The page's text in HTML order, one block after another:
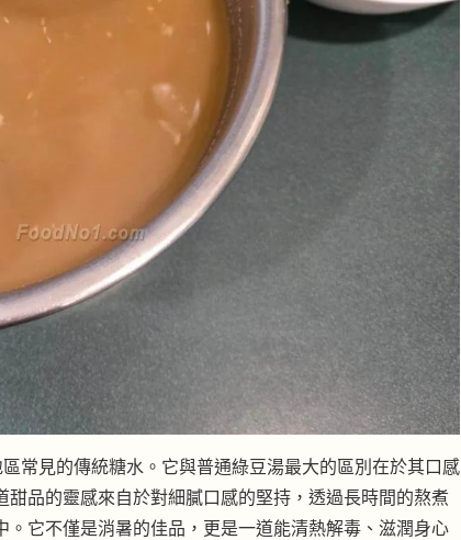
常見的傳統糖水。它與普通綠豆湯最大的區別在於其口感
品的靈感來自於對細膩口感的堅持，透過長時間的熬煮
它不僅是消暑的佳品，更是一道能清熱解毒、滋潤身心